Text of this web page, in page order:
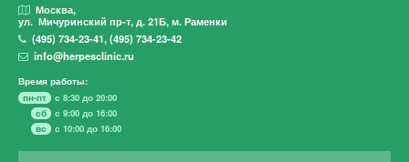
Москва,
ул. Мичуринский пр-т, д. 21Б, м. Раменки
(495)734-23-41,(495)734-23-42
info@herpesclinic.ru
Время работы:
пн-пт
с 8:30 до 20:00
сб
с 9:00 до 16:00
вс
с 10:00 до 16:00